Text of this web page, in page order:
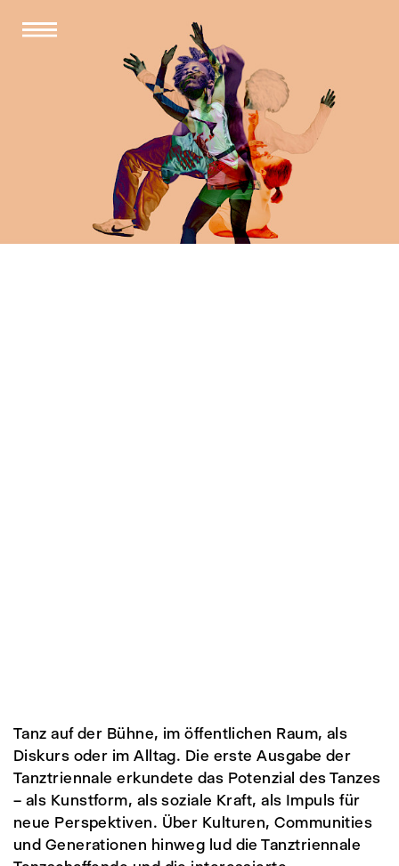
Tanz auf der Bühne, im öffentlichen Raum, als
Diskurs oder im Alltag. Die erste Ausgabe der
Tanztriennale erkundete das Potenzial des Tanzes
– als Kunstform, als soziale Kraft, als Impuls für
neue Perspektiven. Über Kulturen, Communities
und Generationen hinweg lud die Tanztriennale